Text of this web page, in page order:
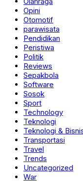
Opini
Otomotif
parawisata
Pendidikan
Peristiwa
Politik
Reviews
Sepakbola
Software
Sosok
Sport
Technology
Teknologi
Teknologi &
Transportasi
Travel
Trends
Uncategorized
War